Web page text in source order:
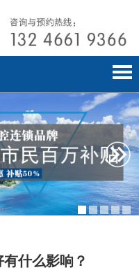
什么影响？